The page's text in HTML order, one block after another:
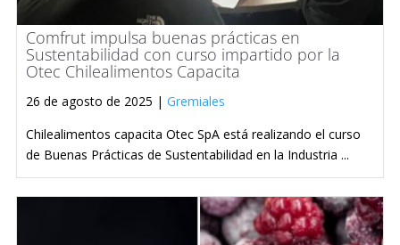
Comfrut impulsa buenas prácticas en
Sustentabilidad con curso impartido por la
Otec Chilealimentos Capacita
26 de agosto de 2025 | Gremiales
Chilealimentos capacita Otec SpA está realizando el curso
de Buenas Prácticas de Sustentabilidad en la Industria ...